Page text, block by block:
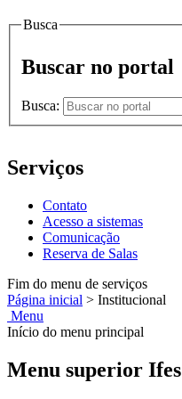
Busca
Buscar no portal
Busca:
Serviços
Contato
Acesso a sistemas
Comunicação
Reserva de Salas
Fim do menu de serviços
Página inicial > Institucional
Menu
Início do menu principal
Menu superior Ifes